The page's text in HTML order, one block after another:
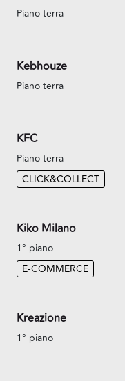
Piano terra
Kebhouze
Piano terra
KFC
Piano terra
CLICK&COLLECT
Kiko Milano
1° piano
E-COMMERCE
Kreazione
1° piano